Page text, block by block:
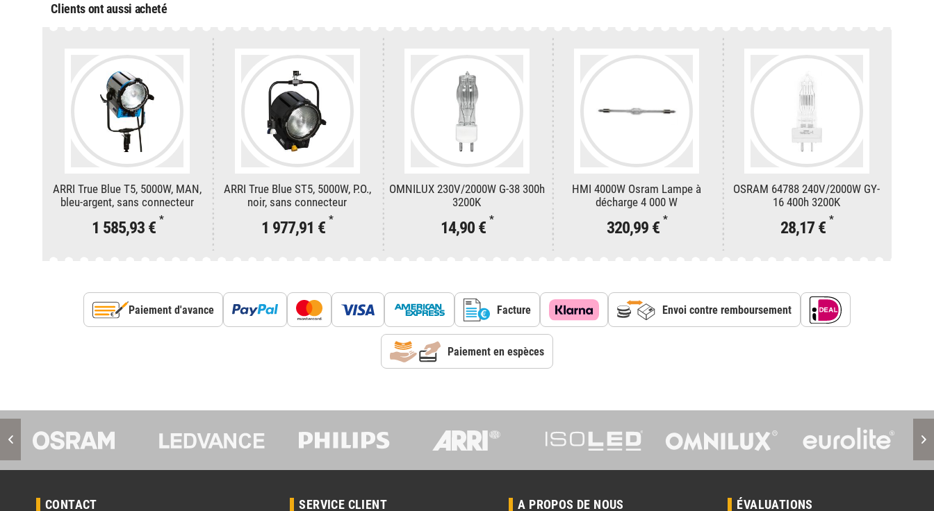
Clients ont aussi acheté
ARRI True Blue T5, 5000W, MAN,
bleu-argent, sans connecteur
1 585,93 € *
ARRI True Blue ST5, 5000W, P.O.,
noir, sans connecteur
1 977,91 € *
OMNILUX 230V/2000W G-38 300h
3200K
14,90 € *
HMI 4000W Osram Lampe à
décharge 4 000 W
320,99 € *
OSRAM 64788 240V/2000W GY-
16 400h 3200K
28,17 € *
Paiement d'avance Facture Envoi contre remboursement
Paiement en espèces
CONTACT SERVICE CLIENT A PROPOS DE NOUS ÉVALUATIONS